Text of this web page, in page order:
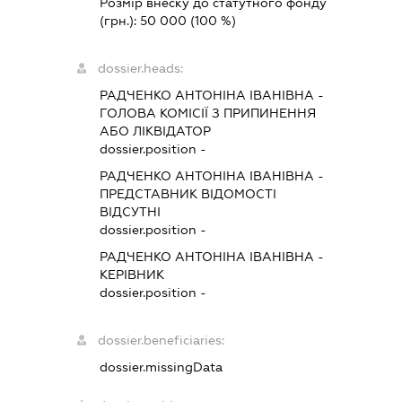
Розмір внеску до статутного фонду
(грн.):50 000 (100 %)
dossier.heads:
РАДЧЕНКО АНТОНІНА ІВАНІВНА -
ГОЛОВА КОМІСІЇ З ПРИПИНЕННЯ
АБО ЛІКВІДАТОР
dossier.position -
РАДЧЕНКО АНТОНІНА ІВАНІВНА -
ПРЕДСТАВНИК ВІДОМОСТІ
ВІДСУТНІ
dossier.position -
РАДЧЕНКО АНТОНІНА ІВАНІВНА -
КЕРІВНИК
dossier.position -
dossier.beneficiaries:
dossier.missingData